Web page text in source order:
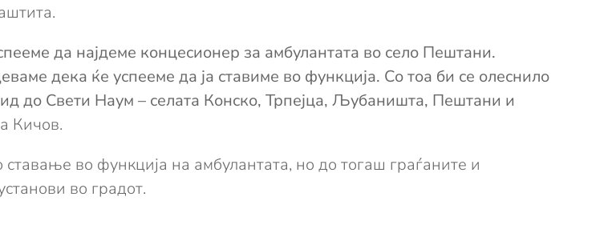
да најдеме концесионер за амбулантата во село Пештани.
дека ќе успееме да ја ставиме во функција. Со тоа би се олеснило
до Свети Наум – селата Конско, Трпејца, Љубаништа, Пештани и
Кичов.
во функција на амбулантата, но до тогаш граѓаните и
во градот.